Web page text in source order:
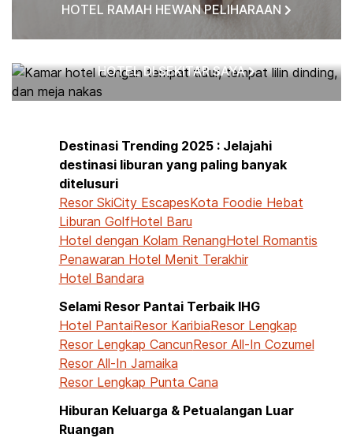
HOTEL RAMAH HEWAN PELIHARAAN
HOTEL DI SEKITAR SAYA
Destinasi Trending 2025 : Jelajahi
destinasi liburan yang paling banyak
ditelusuri
Resor SkiCity EscapesKota Foodie Hebat
Liburan GolfHotel Baru
Hotel dengan Kolam RenangHotel Romantis
Penawaran Hotel Menit Terakhir
Hotel Bandara
Selami Resor Pantai Terbaik IHG
Hotel PantaiResor KaribiaResor Lengkap
Resor Lengkap CancunResor All-In Cozumel
Resor All-In Jamaika
Resor Lengkap Punta Cana
Hiburan Keluarga & Petualangan Luar
Ruangan